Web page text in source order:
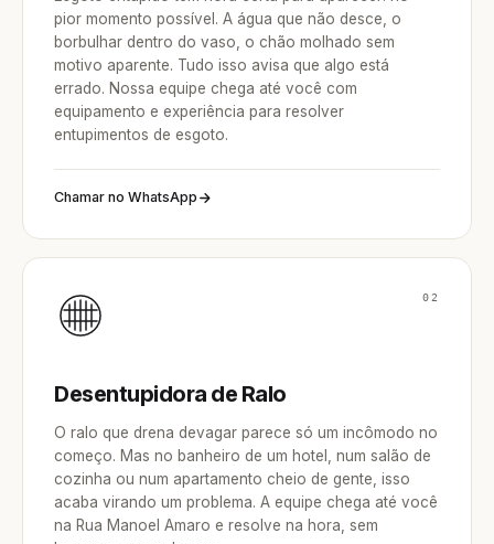
pior momento possível. A água que não desce, o
borbulhar dentro do vaso, o chão molhado sem
motivo aparente. Tudo isso avisa que algo está
errado. Nossa equipe chega até você com
equipamento e experiência para resolver
entupimentos de esgoto.
Chamar no WhatsApp
02
Desentupidora de Ralo
O ralo que drena devagar parece só um incômodo no
começo. Mas no banheiro de um hotel, num salão de
cozinha ou num apartamento cheio de gente, isso
acaba virando um problema. A equipe chega até você
na Rua Manoel Amaro e resolve na hora, sem